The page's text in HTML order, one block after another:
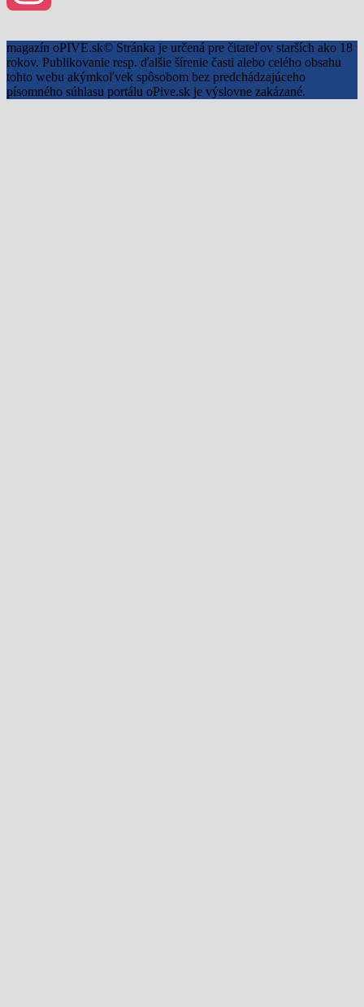
magazín oPIVE.sk© Stránka je určená pre čitateľov starších ako 18
rokov. Publikovanie resp. ďalšie šírenie časti alebo celého obsahu
tohto webu akýmkoľvek spôsobom bez predchádzajúceho
písomného súhlasu portálu oPive.sk je výslovne zakázané.